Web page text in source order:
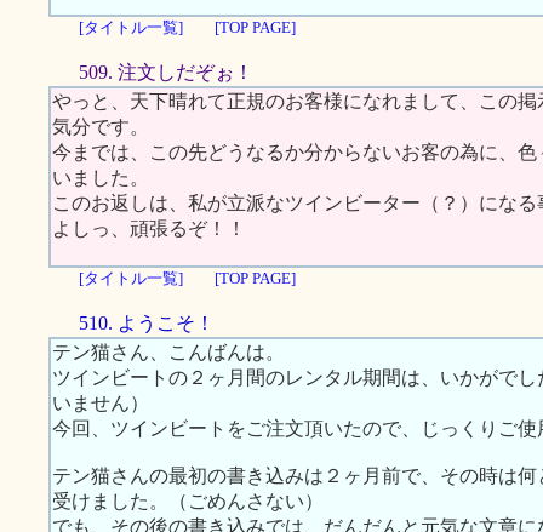
[タイトル一覧] [TOP PAGE]
509. 注文しだぞぉ！
やっと、天下晴れて正規のお客様になれまして、この
気分です。
今までは、この先どうなるか分からないお客の為に、
いました。
このお返しは、私が立派なツインビーター（？）になる
よしっ、頑張るぞ！！
[タイトル一覧] [TOP PAGE]
510. ようこそ！
テン猫さん、こんばんは。
ツインビートの２ヶ月間のレンタル期間は、いかがで
いません）
今回、ツインビートをご注文頂いたので、じっくりご
テン猫さんの最初の書き込みは２ヶ月前で、その時は
受けました。（ごめんさない）
でも、その後の書き込みでは、だんだんと元気な文章